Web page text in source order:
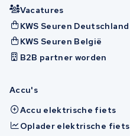
Vacatures
KWS Seuren Deutschland
KWS Seuren België
B2B partner worden
Accu's
Accu elektrische fiets
Oplader elektrische fiets